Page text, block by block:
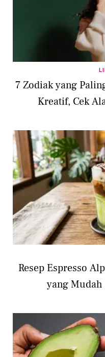
7 Zodiak yang
Kreatif, Cek
Resep Espresso
yang